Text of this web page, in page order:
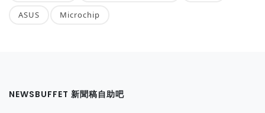
ASUS Microchip
NEWSBUFFET 新聞稿自助吧